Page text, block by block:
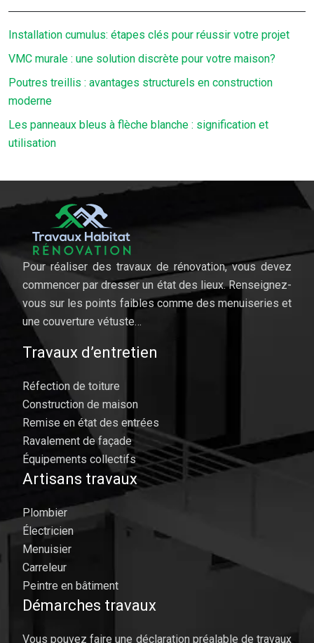
Installation cumulus: étapes clés pour réussir votre projet
VMC murale : une solution discrète pour votre maison?
Poutres treillis : avantages structurels en construction
moderne
Les panneaux bleus à flèche blanche : signification et
utilisation
Pour réaliser des travaux de rénovation, vous devez
commencer par dresser un état des lieux. Renseignez-
vous sur les points faibles comme des menuiseries et
une couverture vétuste…
Travaux d’entretien
Réfection de toiture
Construction de maison
Remise en état des entrées
Ravalement de façade
Équipements collectifs
Artisans travaux
Plombier
Électricien
Menuisier
Carreleur
Peintre en bâtiment
Démarches travaux
Vous pouvez faire une déclaration préalable de travaux